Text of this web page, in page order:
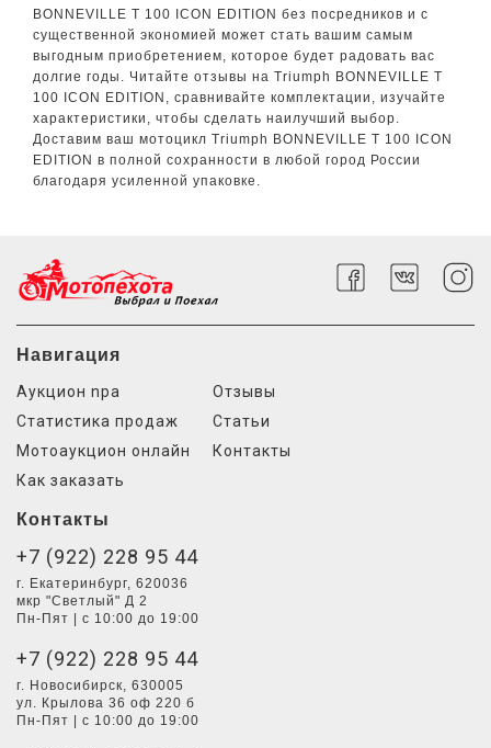
BONNEVILLE T 100 ICON EDITION без посредников и с
существенной экономией может стать вашим самым
выгодным приобретением, которое будет радовать вас
долгие годы. Читайте отзывы на Triumph BONNEVILLE T
100 ICON EDITION, сравнивайте комплектации, изучайте
характеристики, чтобы сделать наилучший выбор.
Доставим ваш мотоцикл Triumph BONNEVILLE T 100 ICON
EDITION в полной сохранности в любой город России
благодаря усиленной упаковке.
Навигация
Аукцион npa
Статистика продаж
Мотоаукцион онлайн
Как заказать
Отзывы
Статьи
Контакты
Контакты
+7 (922) 228 95 44
г. Екатеринбург, 620036
мкр "Светлый" Д 2
Пн-Пят | с 10:00 до 19:00
+7 (922) 228 95 44
г. Новосибирск, 630005
ул. Крылова 36 оф 220 б
Пн-Пят | с 10:00 до 19:00